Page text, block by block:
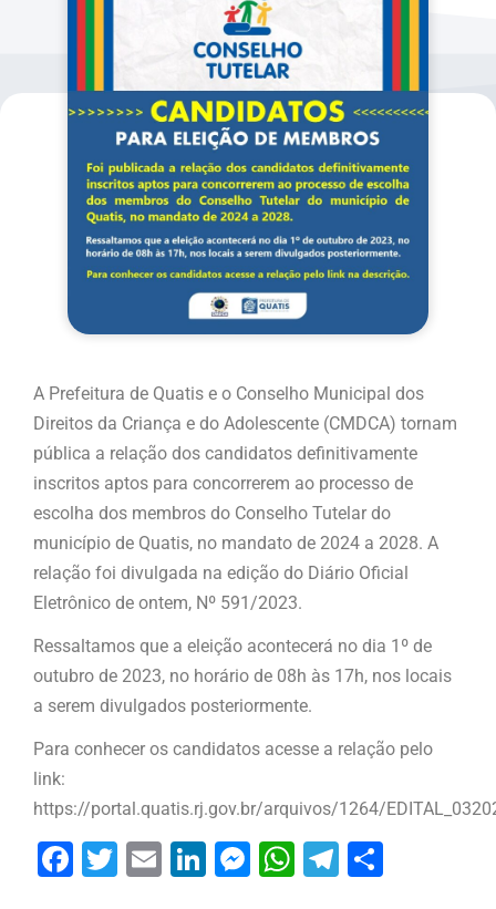
A Prefeitura de Quatis e o Conselho Municipal dos
Direitos da Criança e do Adolescente (CMDCA) tornam
pública a relação dos candidatos definitivamente
inscritos aptos para concorrerem ao processo de
escolha dos membros do Conselho Tutelar do
município de Quatis, no mandato de 2024 a 2028. A
relação foi divulgada na edição do Diário Oficial
Eletrônico de ontem, Nº 591/2023.
Ressaltamos que a eleição acontecerá no dia 1º de
outubro de 2023, no horário de 08h às 17h, nos locais
a serem divulgados posteriormente.
Para conhecer os candidatos acesse a relação pelo
link:
https://portal.quatis.rj.gov.br/arquivos/1264/
Facebook
Twitter
EmailLinkedIn
Messenger
WhatsApp
Telegram